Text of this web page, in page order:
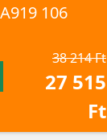
106
38 214 Ft
27 515
Ft